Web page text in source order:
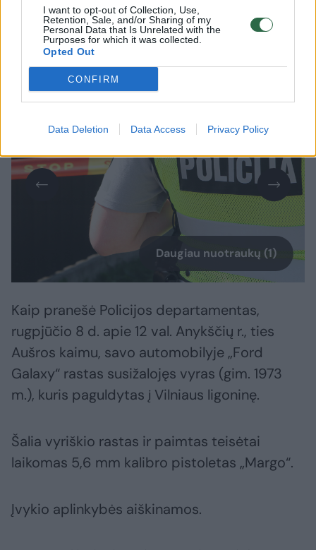
I want to opt-out of Collection, Use,
Retention, Sale, and/or Sharing of my
Personal Data that Is Unrelated with the
Purposes for which it was collected.
Opted Out
CONFIRM
Data Deletion Data Access Privacy Policy
Į Vilniaus medikų rankas pateko vyras su
šautine žaizda. Vyriškis rastas savo
automobilyje, Anykščių rajone.
Daugiau nuotraukų (1)
Kaip pranešė Policijos departamentas,
rugpjūčio 8 d. apie 12 val. Anykščių r., ties
Aušros kaimu, savo automobilyje „Ford
Galaxy“ rastas susižalojęs vyras (gim. 1973
m.), kuris paguldytas į Vilniaus ligoninę.
Šalia vyriškio rastas ir paimtas teisėtai
laikomas 5,6 mm kalibro pistoletas „Margo“.
Įvykio aplinkybės aiškinamos.